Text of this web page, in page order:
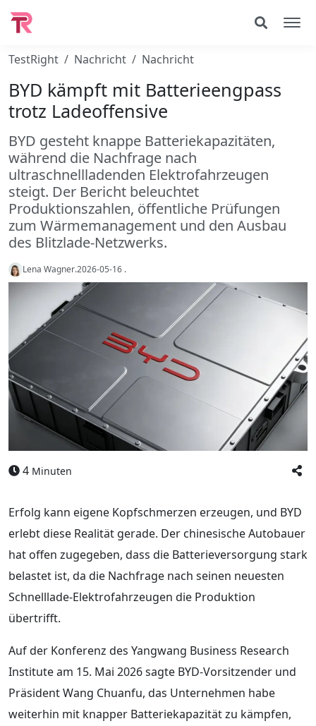
TestRight Nachricht Nachricht
BYD kämpft mit Batterieengpass
trotz Ladeoffensive
BYD gesteht knappe Batteriekapazitäten,
während die Nachfrage nach
ultraschnellladenden Elektrofahrzeugen
steigt. Der Bericht beleuchtet
Produktionszahlen, öffentliche Prüfungen
zum Wärmemanagement und den Ausbau
des Blitzlade-Netzwerks.
Lena Wagner.2026-05-16 .
4 Minuten
Erfolg kann eigene Kopfschmerzen erzeugen, und BYD
erlebt diese Realität gerade. Der chinesische Autobauer
hat offen zugegeben, dass die Batterieversorgung stark
belastet ist, da die Nachfrage nach seinen neuesten
Schnelllade-Elektrofahrzeugen die Produktion
übertrifft.
Auf der Konferenz des Yangwang Business Research
Institute am 15. Mai 2026 sagte BYD-Vorsitzender und
Präsident Wang Chuanfu, das Unternehmen habe
weiterhin mit knapper Batteriekapazität zu kämpfen,